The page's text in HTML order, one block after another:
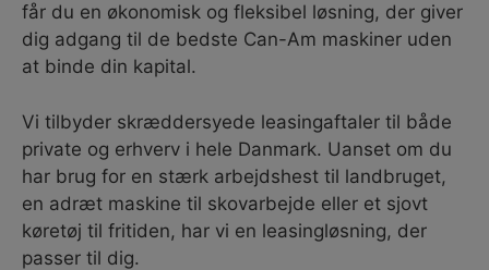
får du en økonomisk og fleksibel løsning, der giver
dig adgang til de bedste Can-Am maskiner uden
at binde din kapital.
Vi tilbyder skræddersyede leasingaftaler til både
private og erhverv i hele Danmark. Uanset om du
har brug for en stærk arbejdshest til landbruget,
en adræt maskine til skovarbejde eller et sjovt
køretøj til fritiden, har vi en leasingløsning, der
passer til dig.